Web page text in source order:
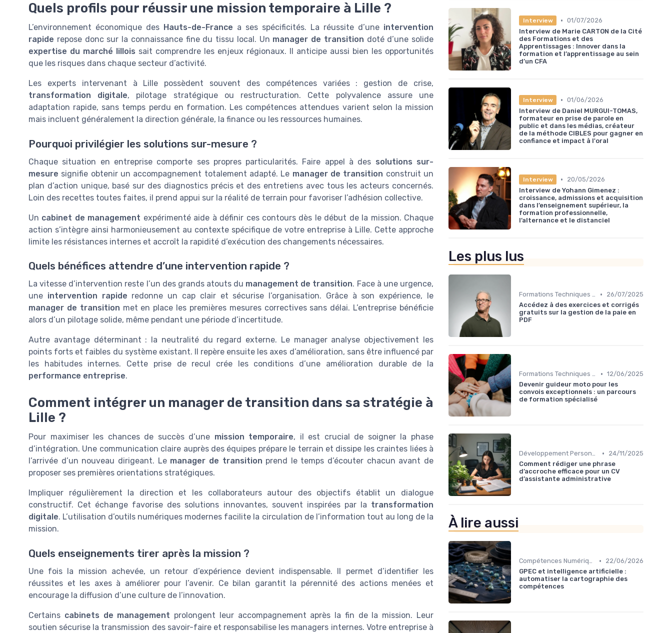
Quels profils pour réussir une mission temporaire à Lille ?
L’environnement économique des Hauts-de-France a ses spécificités. La réussite d’une intervention
rapide repose donc sur la connaissance fine du tissu local. Un manager de transition doté d’une solide
expertise du marché lillois sait comprendre les enjeux régionaux. Il anticipe aussi bien les opportunités
que les risques dans chaque secteur d’activité.
Les experts intervenant à Lille possèdent souvent des compétences variées : gestion de crise,
transformation digitale, pilotage stratégique ou restructuration. Cette polyvalence assure une
adaptation rapide, sans temps perdu en formation. Les compétences attendues varient selon la mission
mais incluent généralement la direction générale, la finance ou les ressources humaines.
Pourquoi privilégier les solutions sur-mesure ?
Chaque situation en entreprise comporte ses propres particularités. Faire appel à des solutions sur-
mesure signifie obtenir un accompagnement totalement adapté. Le manager de transition construit un
plan d’action unique, basé sur des diagnostics précis et des entretiens avec tous les acteurs concernés.
Loin des recettes toutes faites, il prend appui sur la réalité de terrain pour favoriser l’adhésion collective.
Un cabinet de management expérimenté aide à définir ces contours dès le début de la mission. Chaque
action s’intègre ainsi harmonieusement au contexte spécifique de votre entreprise à Lille. Cette approche
limite les résistances internes et accroît la rapidité d’exécution des changements nécessaires.
Quels bénéfices attendre d’une intervention rapide ?
La vitesse d’intervention reste l’un des grands atouts du management de transition. Face à une urgence,
une intervention rapide redonne un cap clair et sécurise l’organisation. Grâce à son expérience, le
manager de transition met en place les premières mesures correctives sans délai. L’entreprise bénéficie
alors d’un pilotage solide, même pendant une période d’incertitude.
Autre avantage déterminant : la neutralité du regard externe. Le manager analyse objectivement les
points forts et faibles du système existant. Il repère ensuite les axes d’amélioration, sans être influencé par
les habitudes internes. Cette prise de recul crée les conditions d’une amélioration durable de la
performance entreprise.
Comment intégrer un manager de transition dans sa stratégie à
Lille ?
Pour maximiser les chances de succès d’une mission temporaire, il est crucial de soigner la phase
d’intégration. Une communication claire auprès des équipes prépare le terrain et dissipe les craintes liées à
l’arrivée d’un nouveau dirigeant. Le manager de transition prend le temps d’écouter chacun avant de
proposer ses premières orientations stratégiques.
Impliquer régulièrement la direction et les collaborateurs autour des objectifs établit un dialogue
constructif. Cet échange favorise des solutions innovantes, souvent inspirées par la transformation
digitale. L’utilisation d’outils numériques modernes facilite la circulation de l’information tout au long de la
mission.
Quels enseignements tirer après la mission ?
Une fois la mission achevée, un retour d’expérience devient indispensable. Il permet d’identifier les
réussites et les axes à améliorer pour l’avenir. Ce bilan garantit la pérennité des actions menées et
encourage la diffusion d’une culture de l’innovation.
Certains cabinets de management prolongent leur accompagnement après la fin de la mission. Leur
soutien sécurise la transmission des savoir-faire et responsabilise les managers internes. Votre entreprise à
Interview • 01/07/2026
Interview de Marie CARTON de la Cité
des Formations et des
Apprentissages : Innover dans la
formation et l’apprentissage au sein
d’un CFA
Interview • 01/06/2026
Interview de Daniel MURGUI-TOMAS,
formateur en prise de parole en
public et dans les médias, créateur
de la méthode CIBLES pour gagner en
confiance et impact à l'oral
Interview •
20/05/2026
Interview de Yohann Gimenez :
croissance, admissions et acquisition
dans l’enseignement supérieur, la
formation professionnelle,
l’alternance et le distanciel
Les plus lus
Formations Techniques et Spécialisées •
26/07/2025
Accédez à des exercices et corrigés
gratuits sur la gestion de la paie en
PDF
Formations Techniques et Spécialisées • 12/06/2025
Devenir guideur moto pour les
convois exceptionnels : un parcours
de formation spécialisé
Développement Personnel et Soft Skills •
24/11/2025
Comment rédiger une phrase
d’accroche efficace pour un CV
d’assistante administrative
À lire aussi
Compétences Numériques et Informatiques •
22/06/2026
GPEC et intelligence artificielle :
automatiser la cartographie des
compétences